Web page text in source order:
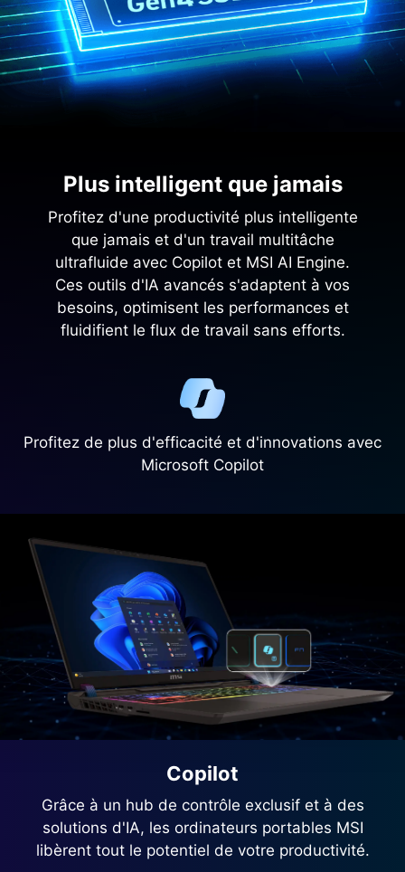
Plus intelligent que jamais
Profitez d'une productivité plus intelligente
que jamais et d'un travail multitâche
ultrafluide avec Copilot et MSI AI Engine.
Ces outils d'IA avancés s'adaptent à vos
besoins, optimisent les performances et
fluidifient le flux de travail sans efforts.
Profitez de plus d'efficacité et d'innovations avec
Microsoft Copilot
Copilot
Grâce à un hub de contrôle exclusif et à des
solutions d'IA, les ordinateurs portables MSI
libèrent tout le potentiel de votre productivité.